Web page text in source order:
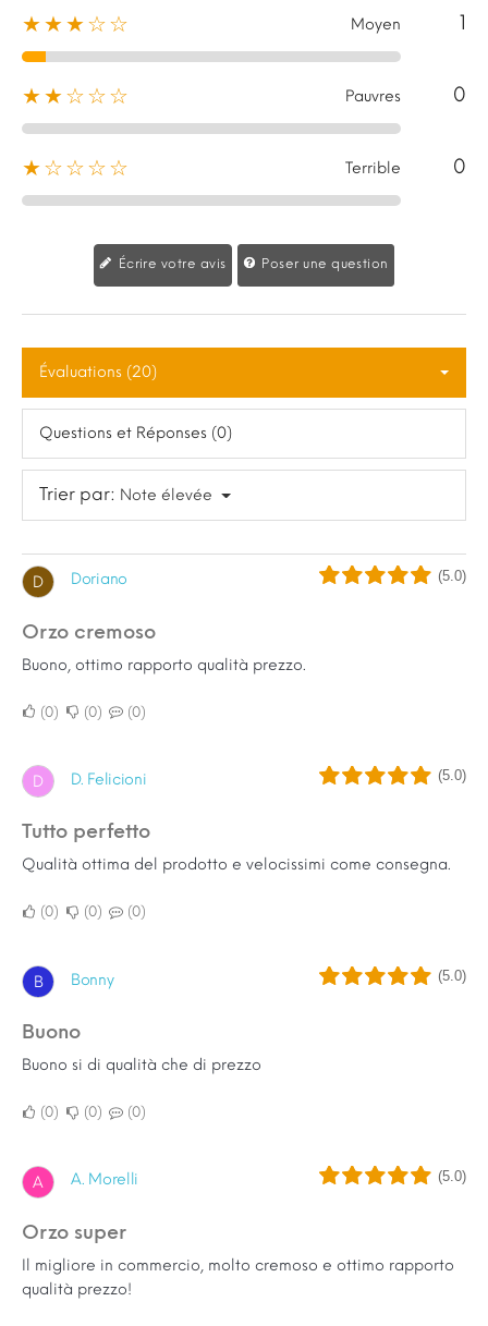
★★★☆☆ Moyen 1
★★☆☆☆ Pauvres 0
★☆☆☆☆ Terrible 0
Écrire votre avis Poser une question
Évaluations (20)
Questions et Réponses (0)
Trier par: Note élevée
D Doriano (5.0)
Orzo cremoso
Buono, ottimo rapporto qualità prezzo.
0 0 0
D D. Felicioni (5.0)
Tutto perfetto
Qualità ottima del prodotto e velocissimi come consegna.
0 0 0
B Bonny (5.0)
Buono
Buono si di qualità che di prezzo
0 0 0
A A. Morelli (5.0)
Orzo super
Il migliore in commercio, molto cremoso e ottimo rapporto
qualità prezzo!